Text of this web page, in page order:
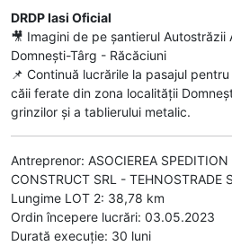
DRDP Iasi Oficial
🎥 Imagini de pe șantierul Autostrăzii
Domnești-Târg - Răcăciuni
📌 Continuă lucrările la pasajul
căii ferate din zona localității
grinzilor și a tablierului metalic.
Antreprenor: ASOCIEREA SPEDITION
CONSTRUCT SRL - TEHNOSTRADE
Lungime LOT 2: 38,78 km
Ordin începere lucrări: 03.05.2023
Durată execuție: 30 luni